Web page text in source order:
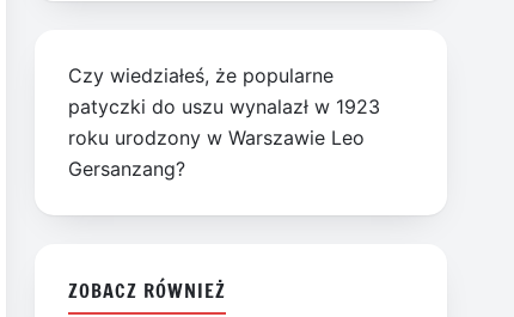
Czy wiedziałeś, że popularne
patyczki do uszu wynalazł w 1923
roku urodzony w Warszawie Leo
Gersanzang?
ZOBACZ RÓWNIEŻ